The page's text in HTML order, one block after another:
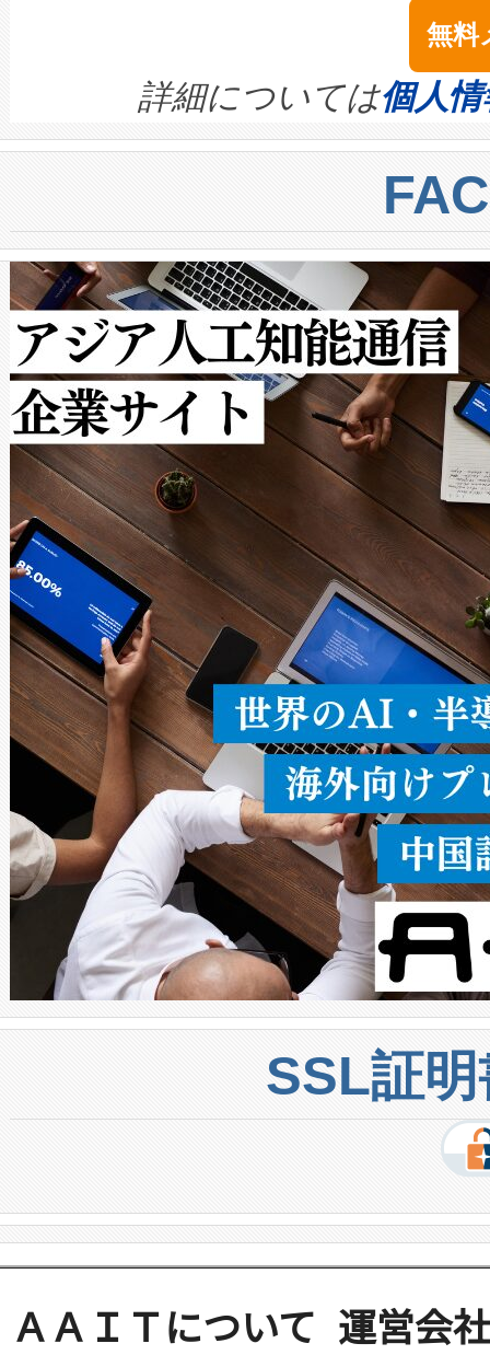
ームを利用すれば、6,000万
きます。この効率性は、フェ
ます。 Voltaiq provides a
quality and reliability for AI
BESS stack to ensure battery
centers. Voltaiqは、ai&のAI
からシステム統合、試運転、
クルの各段階のデータを監視
[…]
イズの小径化を実現すること
す。ノーマルモードでは、
ートル先まで検出でき、これ
トに対して約600メートルに
では、反射率10％のターゲッ
で向上し、最大検知距離は
ットだけで最大1キロメート
ルの変電所周囲を監視でき、
作業と点群処理を簡素化でき
Avia 2は、2種類のFOVオプシ
× 80°のノーマルモード、長
ードを切り替えて使用するこ
ることなく、単一のデバイス
うにします。遠距離まで届く
密度なスキャ […]
無料
詳細については個人
SSL証
ＡＡＩＴについて 運営会社